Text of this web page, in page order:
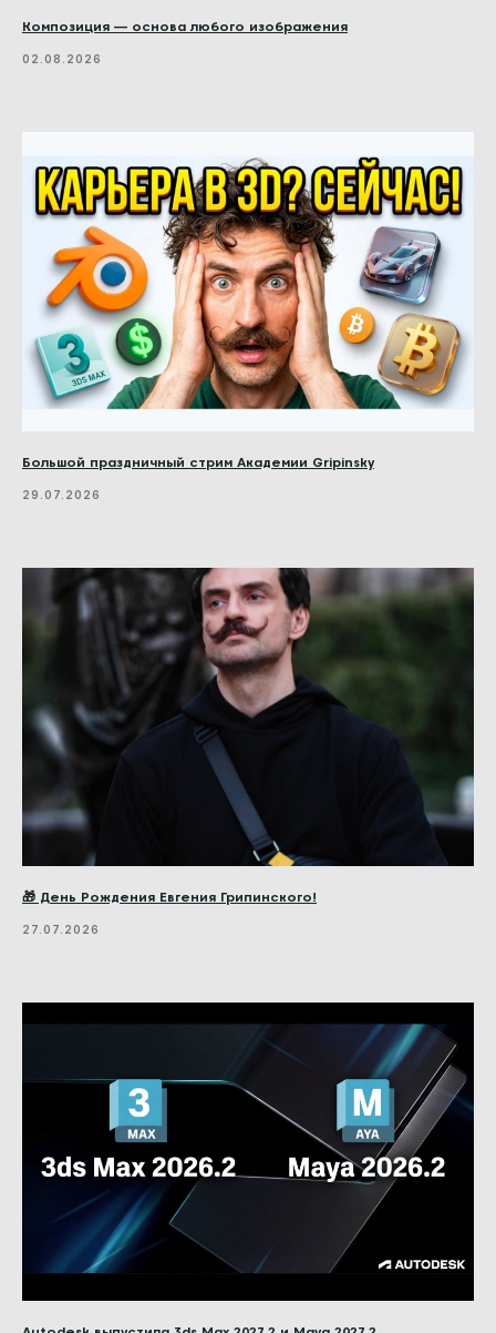
Композиция — основа любого изображения
02.08.2026
Большой праздничный стрим Академии Gripinsky
29.07.2026
🎁 День Рождения Евгения Грипинского!
27.07.2026